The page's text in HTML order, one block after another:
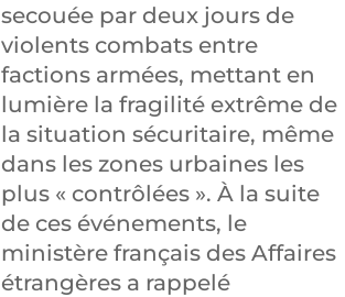
secouée par deux jours de
violents combats entre
factions armées, mettant en
lumière la fragilité extrême de
la situation sécuritaire, même
dans les zones urbaines les
plus « contrôlées ». À la suite
de ces événements, le
ministère français des Affaires
étrangères a rappelé